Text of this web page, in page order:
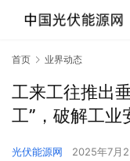
首页 业界动态
工来工往推出
工”，破解工业
光伏能源网 2025年7月